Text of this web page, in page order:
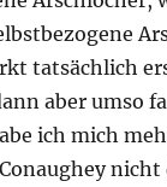
tatsächlich
aber umso
ich mich
nicht